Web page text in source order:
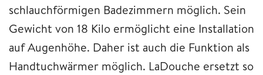
schlauchförmigen Badezimmern möglich. Sein
Gewicht von 18 Kilo ermöglicht eine Installation
auf Augenhöhe. Daher ist auch die Funktion als
Handtuchwärmer möglich. LaDouche ersetzt so